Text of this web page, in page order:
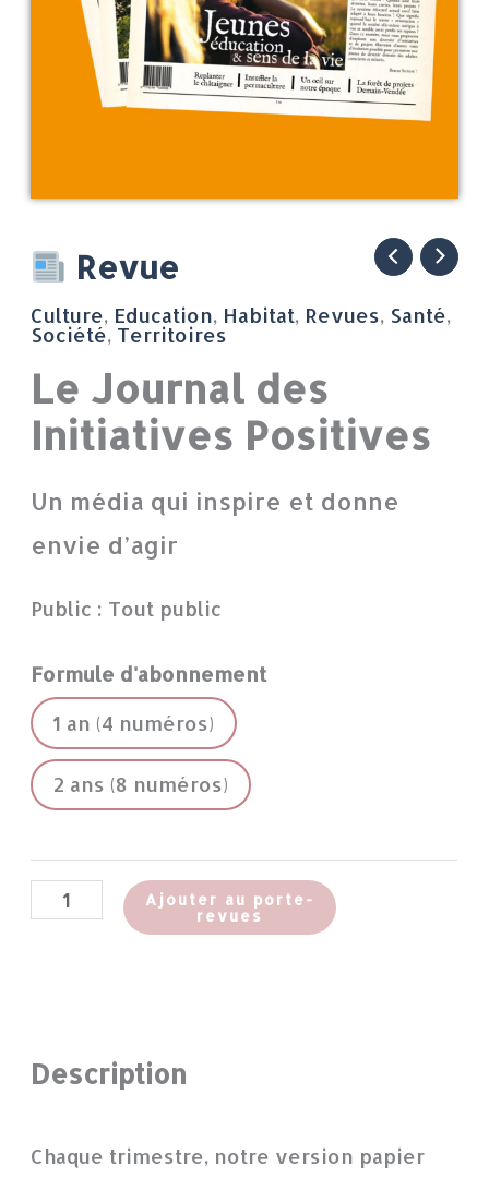
Revue
Culture, Education, Habitat, Revues, Santé,
Société, Territoires
Le Journal des
Initiatives Positives
Un média qui inspire et donne
envie d’agir
Public : Tout public
Formule d'abonnement
1 an (4 numéros)
2 ans (8 numéros)
quantité
de
Le
des
Initiatives
Ajouter au porte-
revues
Description
Chaque trimestre, notre version papier